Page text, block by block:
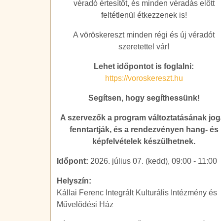
véradó értesítőt, és minden véradás előtt
feltétlenül étkezzenek is!
A vöröskereszt minden régi és új véradót
szeretettel vár!
Lehet időpontot is foglalni:
https://voroskereszt.hu
Segítsen, hogy segíthessünk!
A szervezők a program változtatásának
fenntartják, és a rendezvényen hang- és
képfelvételek készülhetnek.
Időpont: 2026. július 07. (kedd), 09:00 - 11:00
Helyszín:
Kállai Ferenc Integrált Kulturális Intézmény és
Művelődési Ház